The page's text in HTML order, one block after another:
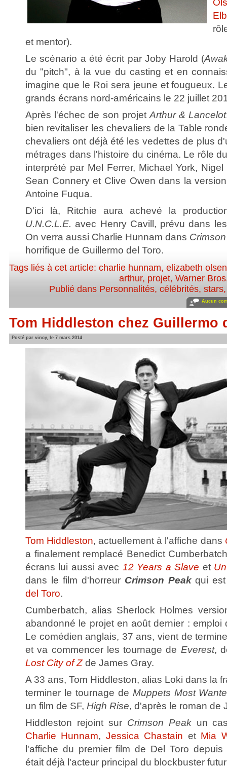
et mentor).
Le scénario a été écrit par Joby Harold (
du "pitch", à la vue du casting et en
imagine que le Roi sera jeune et fougueux.
grands écrans nord-américains le 22 juillet
Après l'échec de son projet Arthur & Lancelot
bien revitaliser les chevaliers de la Table
chevaliers ont déjà été les vedettes de plus
métrages dans l'histoire du cinéma. Le rôle
interprété par Mel Ferrer, Michael York,
Sean Connery et Clive Owen dans la
Antoine Fuqua.
D'ici là, Ritchie aura achevé la
U.N.C.L.E. avec Henry Cavill, prévu dans
On verra aussi Charlie Hunnam dans
horrifique de Guillermo del Toro.
Tags liés à cet article: charlie hunnam, elizabeth olsen
arthur, projet, Warner Bros
Publié dans Personnalités, célébrités, stars
Aucun
Tom Hiddleston chez Guillermo
Posté par vincy, le 7 mars 2014
Tom Hiddleston, actuellement à l'affiche dans
a finalement remplacé Benedict
écrans lui aussi avec 12 Years a Slave et
dans le film d'horreur Crimson Peakqui
del Toro.
Cumberbatch, alias Sherlock Holmes
abandonné le projet en août dernier : emploi
Le comédien anglais, 37 ans, vient de
et va commencer les tournage de Everest,
Lost City of Z de James Gray.
A 33 ans, Tom Hiddleston, alias Loki dans la
terminer le tournage de Muppets Most
un film de SF, High Rise, d'après le roman de
Hiddleston rejoint sur Crimson Peakun
Charlie Hunnam, Jessica Chastain et Mia
l'affiche du premier film de Del Toro depuis
était déjà l'acteur principal du blockbuster